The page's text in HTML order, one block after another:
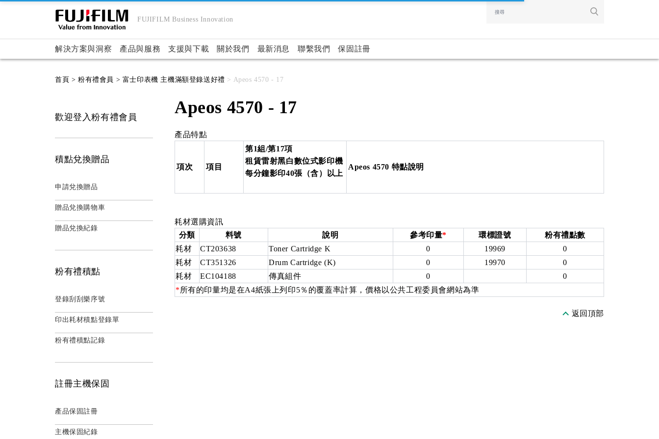
FUJIFILM Business Innovation
解決方案與洞察 產品與服務 支援與下載 關於我們 最新消息 聯繫我們 保固註冊
首頁 > 粉有禮會員 > 富士印表機 主機滿額登錄送好禮 > Apeos 4570 - 17
Apeos 4570 - 17
產品特點
項次 項目
第1組/第17項
租賃雷射黑白數位式影印機
每分鐘影印40張（含）以上
Apeos 4570 特點說明
耗材選購資訊
分類
料號 說明 參考印量* 環標證號
粉有禮點數
耗材
CT203638 Toner Cartridge K 0 19969
0
耗材
CT351326 Drum Cartridge (K) 0 19970
0
耗材
EC104188 傳真組件 0
0
* 所有的印量均是在A4紙張上列印5％的覆蓋率計算，價格以公共工程委員會網站為準
返回頂部
歡迎登入粉有禮會員
積點兌換贈品
申請兌換贈品
贈品兌換購物車
贈品兌換紀錄
粉有禮積點
登錄刮刮樂序號
印出耗材積點登錄單
粉有禮積點記錄
註冊主機保固
產品保固註冊
主機保固紀錄